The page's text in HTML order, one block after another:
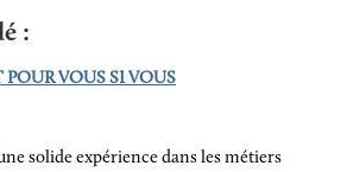
POUR VOUS SI VOUS
solide expérience dans les métiers